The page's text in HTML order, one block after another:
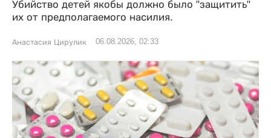
Убийство детей якобы должно было "защитить"
их от предполагаемого насилия.
Анастасия Цирулик 06.08.2026, 02:33